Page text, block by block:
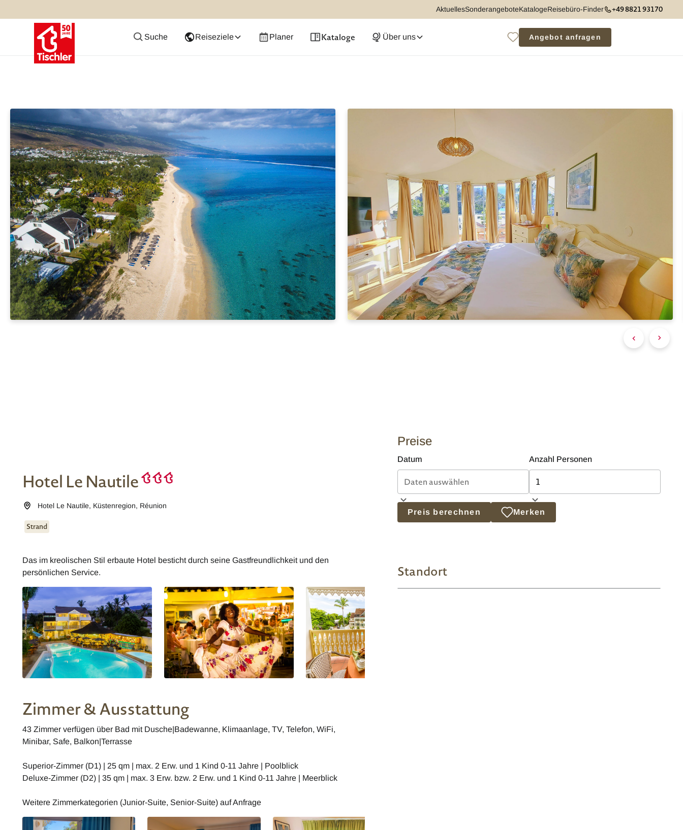
AktuellesSonderangeboteKatalogeReisebüro-Finder +49 8821 93170
Suche Reiseziele Planer Kataloge Über uns Angebot anfragen
Hotel Le Nautile
Hotel Le Nautile, Küstenregion, Réunion
Strand
Das im kreolischen Stil erbaute Hotel besticht durch seine Gastfreundlichkeit und den
persönlichen Service.
Zimmer & Ausstattung
43 Zimmer verfügen über Bad mit Dusche|Badewanne, Klimaanlage, TV, Telefon, WiFi,
Minibar, Safe, Balkon|Terrasse
Superior-Zimmer (D1) | 25 qm | max. 2 Erw. und 1 Kind 0-11 Jahre | Poolblick
Deluxe-Zimmer (D2) | 35 qm | max. 3 Erw. bzw. 2 Erw. und 1 Kind 0-11 Jahre | Meerblick
Weitere Zimmerkategorien (Junior-Suite, Senior-Suite) auf Anfrage
Preise
Datum Anzahl Personen
Preis berechnen Merken
Standort